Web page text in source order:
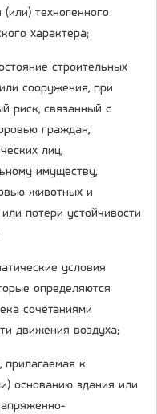
техногенного
характера;
строительных
сооружения, при
риск, связанный с
граждан,
лиц,
имуществу,
животных и
потери устойчивости
условия
определяются
сочетаниями
движения воздуха;
прилагаемая к
основанию здания или